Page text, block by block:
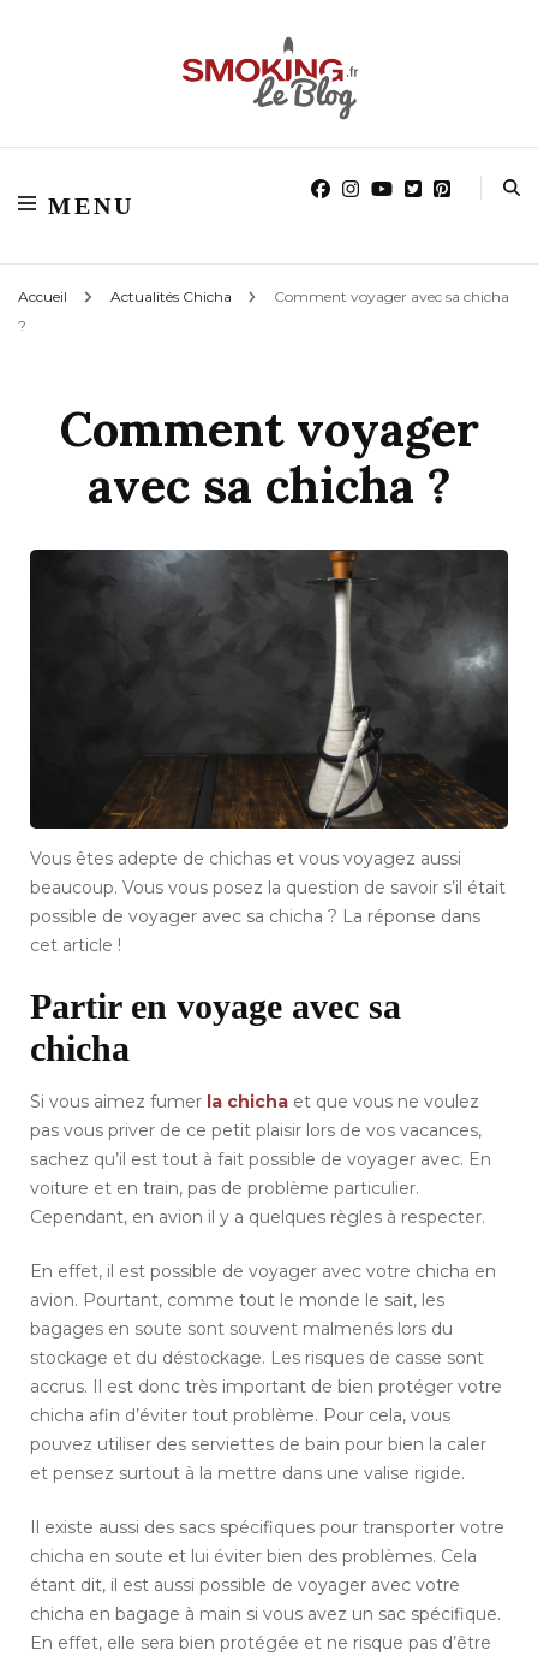
Blog smoking.fr
MENU
Accueil Actualités Chicha
Comment voyager avec sa chicha
?
Comment voyager
avec sa chicha ?
Vous êtes adepte de chichas et vous voyagez aussi
beaucoup. Vous vous posez la question de savoir s’il était
possible de voyager avec sa chicha ? La réponse dans
cet article !
Partir en voyage avec sa
chicha
Si vous aimez fumer la chicha et que vous ne voulez
pas vous priver de ce petit plaisir lors de vos vacances,
sachez qu’il est tout à fait possible de voyager avec. En
voiture et en train, pas de problème particulier.
Cependant, en avion il y a quelques règles à respecter.
En effet, il est possible de voyager avec votre chicha en
avion. Pourtant, comme tout le monde le sait, les
bagages en soute sont souvent malmenés lors du
stockage et du déstockage. Les risques de casse sont
accrus. Il est donc très important de bien protéger votre
chicha afin d’éviter tout problème. Pour cela, vous
pouvez utiliser des serviettes de bain pour bien la caler
et pensez surtout à la mettre dans une valise rigide.
Il existe aussi des sacs spécifiques pour transporter votre
chicha en soute et lui éviter bien des problèmes. Cela
étant dit, il est aussi possible de voyager avec votre
chicha en bagage à main si vous avez un sac spécifique.
En effet, elle sera bien protégée et ne risque pas d’être